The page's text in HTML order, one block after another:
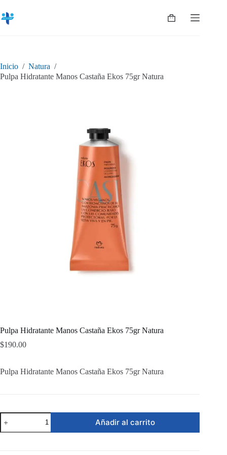
al
contenido
Shopping
Inicio / Natura /
Pulpa Hidratante Manos Castaña Ekos 75gr Natura
Pulpa Hidratante Manos Castaña Ekos 75gr Natura
$190.00
Pulpa Hidratante Manos Castaña Ekos 75gr Natura
Pulpa
Hidratante
Manos
Añadir al carrito